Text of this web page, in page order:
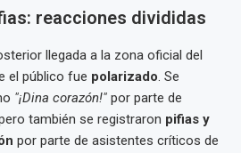
reacciones divididas
llegada a la zona oficial del
el público fue polarizado. Se
"¡Dina corazón!" por parte de
también se registraron pifias y
por parte de asistentes críticos de